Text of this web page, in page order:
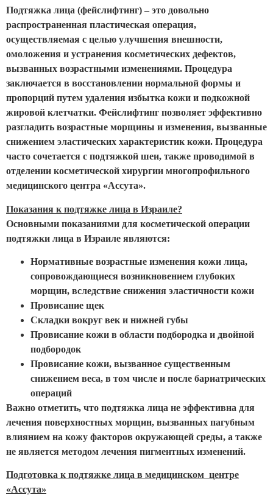
Подтяжка лица (фейслифтинг) – это довольно
распространенная пластическая операция,
осуществляемая с целью улучшения внешности,
омоложения и устранения косметических дефектов,
вызванных возрастными изменениями. Процедура
заключается в восстановлении нормальной формы и
пропорций путем удаления избытка кожи и подкожной
жировой клетчатки. Фейслифтинг позволяет эффективно
разгладить возрастные морщины и изменения, вызванные
снижением эластических характеристик кожи. Процедура
часто сочетается с подтяжкой шеи, также проводимой в
отделении косметической хирургии многопрофильного
медицинского центра «Ассута».
Показания к подтяжке лица в Израиле?
Основными показаниями для косметической операции
подтяжки лица в Израиле являются:
Нормативные возрастные изменения кожи лица,
сопровождающиеся возникновением глубоких
морщин, вследствие снижения эластичности кожи
Провисание щек
Складки вокруг век и нижней губы
Провисание кожи в области подбородка и двойной
подбородок
Провисание кожи, вызванное существенным
снижением веса, в том числе и после бариатрических
операций
Важно отметить, что подтяжка лица не эффективна для
лечения поверхностных морщин, вызванных пагубным
влиянием на кожу факторов окружающей среды, а также
не является методом лечения пигментных изменений.
Подготовка к подтяжке лица в медицинском центре
«Ассута»